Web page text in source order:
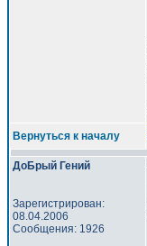
Вернуться к началу
ДоБрый Гений
Зарегистрирован:
08.04.2006
Сообщения: 1926